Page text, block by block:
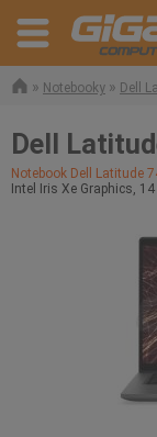
» Notebooky » Dell
Dell
Notebook Dell Latitude
Intel Iris Xe Graphics,